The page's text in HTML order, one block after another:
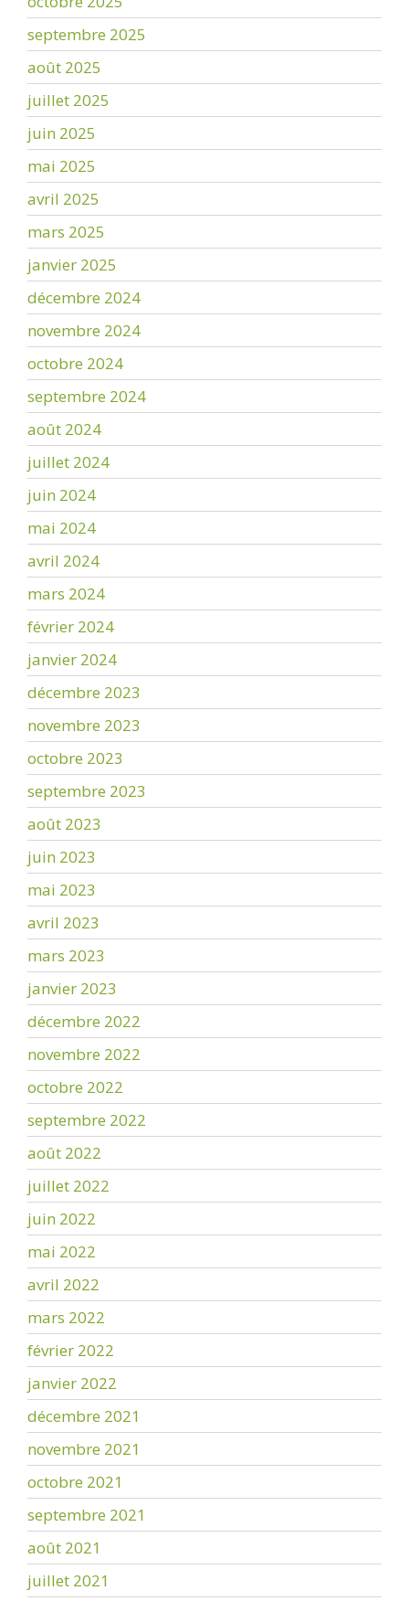
septembre 2025
août 2025
juillet 2025
juin 2025
mai 2025
avril 2025
mars 2025
janvier 2025
décembre 2024
novembre 2024
octobre 2024
septembre 2024
août 2024
juillet 2024
juin 2024
mai 2024
avril 2024
mars 2024
février 2024
janvier 2024
décembre 2023
novembre 2023
octobre 2023
septembre 2023
août 2023
juin 2023
mai 2023
avril 2023
mars 2023
janvier 2023
décembre 2022
novembre 2022
octobre 2022
septembre 2022
août 2022
juillet 2022
juin 2022
mai 2022
avril 2022
mars 2022
février 2022
janvier 2022
décembre 2021
novembre 2021
octobre 2021
septembre 2021
août 2021
juillet 2021